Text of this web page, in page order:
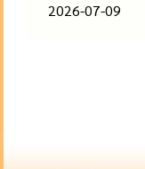
2026-07-09